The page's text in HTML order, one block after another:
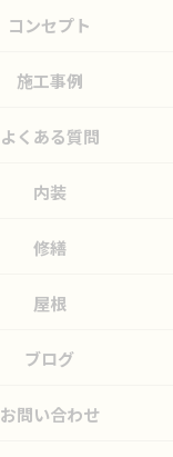
コンセプト
施工事例
よくある質問
内装
修繕
屋根
ブログ
お問い合わせ